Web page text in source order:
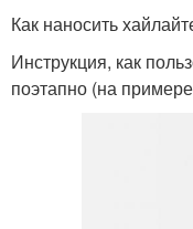
Как наносить
Инструкция, как
поэтапно (на